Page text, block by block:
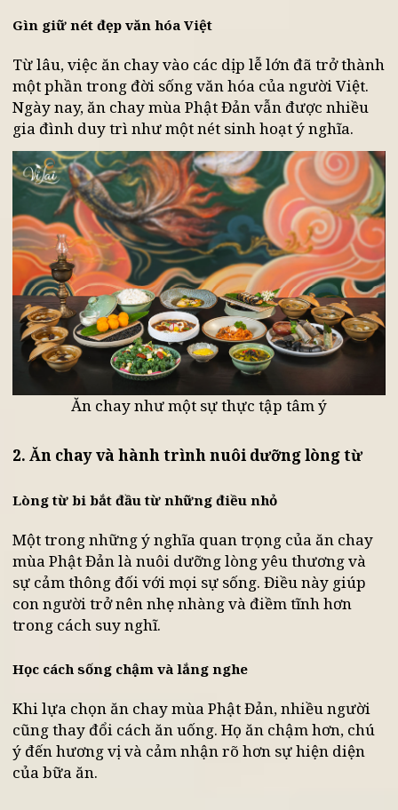
thân và tâm. Một bữa ăn thanh đạm đôi khi lại là
cơ hội để mỗi người nhìn lại bản thân và sống
chậm hơn.
Gìn giữ nét đẹp văn hóa Việt
Từ lâu, việc ăn chay vào các dịp lễ lớn đã trở
một phần trong đời sống văn hóa của người Việt.
Ngày nay, ăn chay mùa Phật Đản vẫn được nhiều
gia đình duy trì như một nét sinh hoạt ý nghĩa.
Ăn chay như một sự thực tập tâm ý
2. Ăn chay và hành trình nuôi dưỡng lòng từ
Lòng từ bi bắt đầu từ những điều nhỏ
mùa Phật Đản là nuôi dưỡng lòng yêu thương và
con người trở nên nhẹ nhàng và điềm tĩnh hơn
trong cách suy nghĩ.